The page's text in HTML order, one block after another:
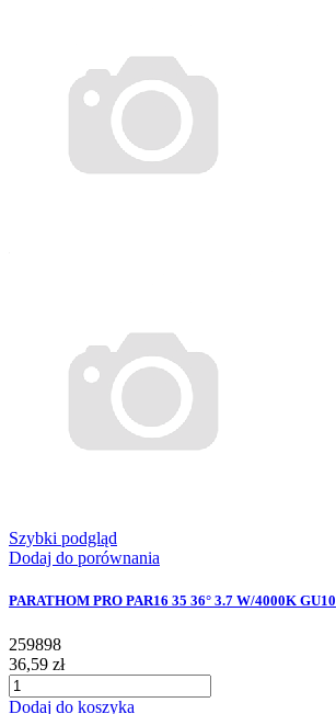
Szybki podgląd
Dodaj do porównania
PARATHOM PRO PAR16 35 36° 3.7 W/4000K GU10
259898
36,59 zł
Dodaj do koszyka